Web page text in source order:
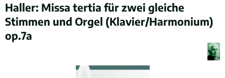
Haller: Missa tertia für zwei gleiche
Stimmen und Orgel (Klavier/Harmonium)
op.7a